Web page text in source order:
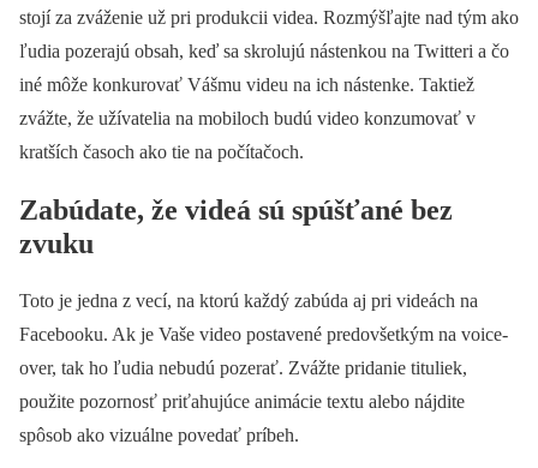
stojí za zváženie už pri produkcii videa. Rozmýšľajte nad tým ako
ľudia pozerajú obsah, keď sa skrolujú nástenkou na Twitteri a čo
iné môže konkurovať Vášmu videu na ich nástenke. Taktiež
zvážte, že užívatelia na mobiloch budú video konzumovať v
kratších časoch ako tie na počítačoch.
Zabúdate, že videá sú spúšťané bez
zvuku
Toto je jedna z vecí, na ktorú každý zabúda aj pri videách na
Facebooku. Ak je Vaše video postavené predovšetkým na voice-
over, tak ho ľudia nebudú pozerať. Zvážte pridanie tituliek,
použite pozornosť priťahujúce animácie textu alebo nájdite
spôsob ako vizuálne povedať príbeh.